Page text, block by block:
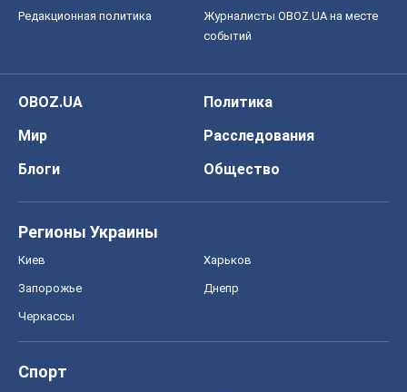
Редакционная политика
Журналисты OBOZ.UA на месте
событий
OBOZ.UA
Политика
Мир
Расследования
Блоги
Общество
Регионы Украины
Киев Харьков
Запорожье Днепр
Черкассы
Спорт